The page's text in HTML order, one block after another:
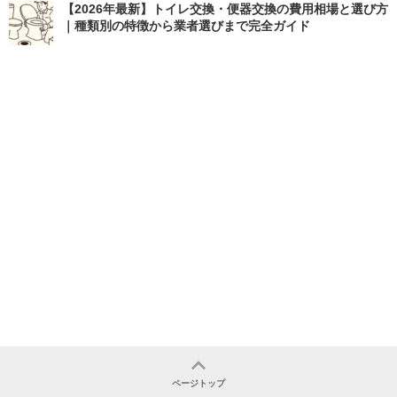
【2026年最新】トイレ交換・便器交換の費用相場と選び方
｜種類別の特徴から業者選びまで完全ガイド
ページトップ